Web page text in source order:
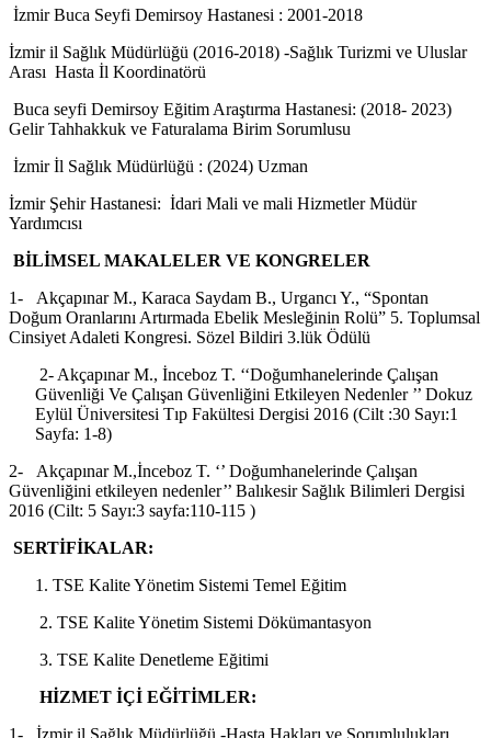
İzmir Buca Seyfi Demirsoy Hastanesi : 2001-2018
İzmir il Sağlık Müdürlüğü (2016-2018) -Sağlık Turizmi ve Uluslar
Arası Hasta İl Koordinatörü
Buca seyfi Demirsoy Eğitim Araştırma Hastanesi: (2018- 2023)
Gelir Tahhakkuk ve Faturalama Birim Sorumlusu
İzmir İl Sağlık Müdürlüğü : (2024) Uzman
İzmir Şehir Hastanesi: İdari Mali ve mali Hizmetler Müdür
Yardımcısı
BİLİMSEL MAKALELER VE KONGRELER
1-
Akçapınar M., Karaca Saydam B., Urgancı Y., “Spontan
Doğum Oranlarını Artırmada Ebelik Mesleğinin Rolü” 5. Toplumsal
Cinsiyet Adaleti Kongresi. Sözel Bildiri 3.lük Ödülü
2- Akçapınar M., İnceboz T. ‘‘Doğumhanelerinde Çalışan
Güvenliği Ve Çalışan Güvenliğini Etkileyen Nedenler ’’ Dokuz
Eylül Üniversitesi Tıp Fakültesi Dergisi 2016 (Cilt :30 Sayı:1
Sayfa: 1-8)
2-
Akçapınar M.,İnceboz T. ‘’ Doğumhanelerinde Çalışan
Güvenliğini etkileyen nedenler’’ Balıkesir Sağlık Bilimleri Dergisi
2016 (Cilt: 5 Sayı:3 sayfa:110-115 )
SERTİFİKALAR:
1. TSE Kalite Yönetim Sistemi Temel Eğitim
2. TSE Kalite Yönetim Sistemi Dökümantasyon
3. TSE Kalite Denetleme Eğitimi
HİZMET İÇİ EĞİTİMLER: